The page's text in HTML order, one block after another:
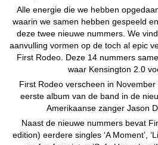
Alle energie die we hebben
waarin we samen hebben gespeeld
deze twee nieuwe nummers. We
aanvulling vormen op de toch al epic
First Rodeo. Deze 14 nummers
waar Kensington 2.0
First Rodeo verscheen in
eerste album van de band in de
Amerikaanse zanger Jason
Naast de nieuwe nummers bevat
edition) eerdere singles ‘A Moment’,